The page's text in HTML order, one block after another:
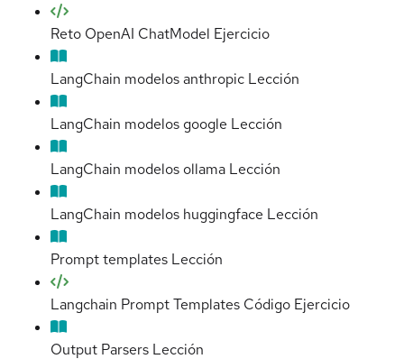
Reto OpenAI ChatModel Ejercicio
LangChain modelos anthropic Lección
LangChain modelos google Lección
LangChain modelos ollama Lección
LangChain modelos huggingface Lección
Prompt templates Lección
Langchain Prompt Templates Código Ejercicio
Output Parsers Lección